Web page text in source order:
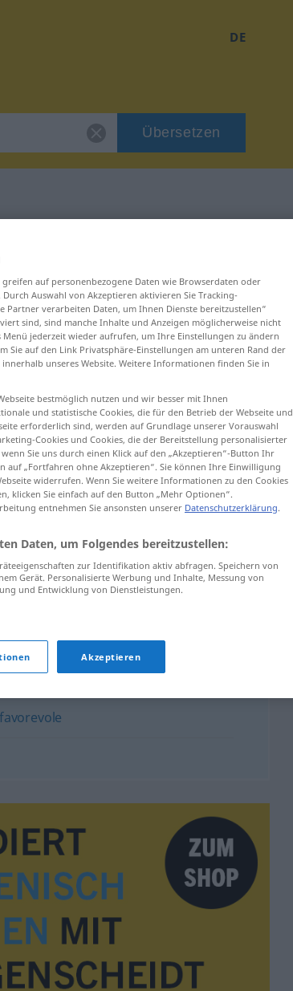
DE
Übersetzen
auf personenbezogene Daten wie Browserdaten oder
Auswahl von Akzeptieren aktivieren Sie Tracking-
Partner verarbeiten Daten, um Ihnen Dienste bereitzustellen“
sind, sind manche Inhalte und Anzeigen möglicherweise nicht
Menü jederzeit wieder aufrufen, um Ihre Einstellungen zu ändern
Sie auf den Link Privatsphäre-Einstellungen am unteren Rand der
unseres Website. Weitere Informationen finden Sie in
bestmöglich nutzen und wir besser mit Ihnen
und statistische Cookies, die für den Betrieb der Webseite und
erforderlich sind, werden auf Grundlage unserer Vorauswahl
Cookies und Cookies, die der Bereitstellung personalisierter
Sie uns durch einen Klick auf den „Akzeptieren“-Button Ihr
auf „Fortfahren ohne Akzeptieren“. Sie können Ihre Einwilligung
widerrufen. Wenn Sie weitere Informationen zu den Cookies
klicken Sie einfach auf den Button „Mehr Optionen“.
entnehmen Sie ansonsten unserer Datenschutzerklärung.
Daten, um Folgendes bereitzustellen:
zur Identifikation aktiv abfragen. Speichern von
Gerät. Personalisierte Werbung und Inhalte, Messung von
und Entwicklung von Dienstleistungen.
Akzeptieren